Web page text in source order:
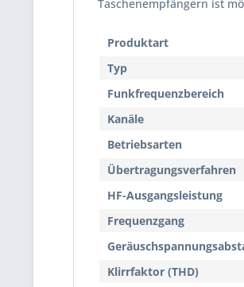
Taschenempfängern ist
Produktart
Typ
Funkfrequenzbereich
Kanäle
Betriebsarten
Übertragungsverfahren
HF-Ausgangsleistung
Frequenzgang
Klirrfaktor (THD)